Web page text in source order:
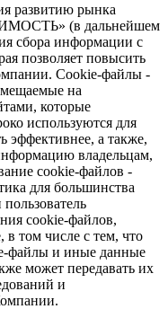
развитию рынка
(в дальнейшем
сбора информации с
позволяет повысить
Сookie-файлы -
на
которые
используются для
эффективнее, а также,
владельцам,
cookie-файлов -
для большинства
cookie-файлов,
том числе с тем, что
файлы и иные данные
может передавать их
и